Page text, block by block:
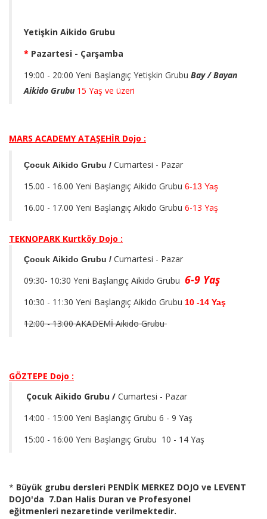
Yetişkin Aikido Grubu
* Pazartesi - Çarşamba
19:00 - 20:00 Yeni Başlangıç Yetişkin Grubu Bay / Bayan
Aikido Grubu 15 Yaş ve üzeri
MARS ACADEMY ATAŞEHİR Dojo :
Çocuk Aikido Grubu / Cumartesi - Pazar
15.00 - 16.00 Yeni Başlangıç Aikido Grubu 6-13 Yaş
16.00 - 17.00 Yeni Başlangıç Aikido Grubu 6-13 Yaş
TEKNOPARK Kurtköy Dojo :
Çocuk Aikido Grubu / Cumartesi - Pazar
09:30- 10:30 Yeni Başlangıç Aikido Grubu 6-9 Yaş
10:30 - 11:30 Yeni Başlangıç Aikido Grubu 10 -14 Yaş
12:00 - 13:00 AKADEMİ Aikido Grubu
GÖZTEPE Dojo :
Çocuk Aikido Grubu / Cumartesi - Pazar
14:00 - 15:00 Yeni Başlangıç Grubu 6 - 9 Yaş
15:00 - 16:00 Yeni Başlangıç Grubu 10 - 14 Yaş
* Büyük grubu dersleri PENDİK MERKEZ DOJO ve LEVENT
DOJO'da 7.Dan Halis Duran ve Profesyonel
eğitmenleri nezaretinde verilmektedir.